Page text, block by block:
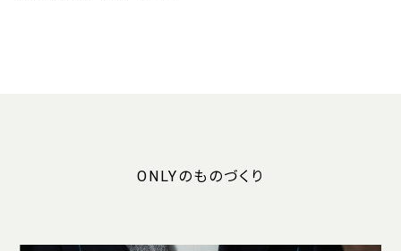
ONLYのものづくり